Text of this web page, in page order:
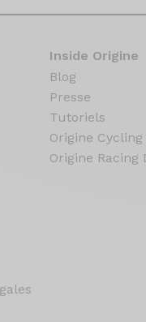
Inside Origine
Blog
Presse
Tutoriels
Origine
Origine Racing